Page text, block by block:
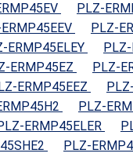
PLZ-
PLZ-
ERMP45ELEY
ERMP45EZ
PLZ-
ERMP45EEZ
PLZ-
ERMP45ELER
PLZ-